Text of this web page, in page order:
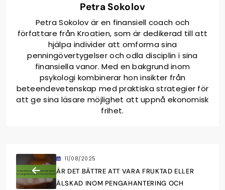
Petra Sokolov
Petra Sokolov är en finansiell coach och
författare från Kroatien, som är dedikerad till att
hjälpa individer att omforma sina
penningövertygelser och odla disciplin i sina
finansiella vanor. Med en bakgrund inom
psykologi kombinerar hon insikter från
beteendevetenskap med praktiska strategier för
att ge sina läsare möjlighet att uppnå ekonomisk
frihet.
11/08/2025
ÄR DET BÄTTRE ATT VARA FRUKTAD ELLER
ÄLSKAD INOM PENGAHANTERING OCH